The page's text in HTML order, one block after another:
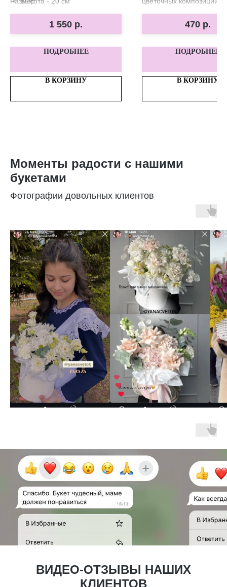
1 550 р.
ПОДРОБНЕЕ
В КОРЗИНУ
470 р.
ПОДРОБНЕЕ
В КОРЗИНУ
Моменты радости с нашими
букетами
Фотографии довольных клиентов
ВИДЕО-ОТЗЫВЫ НАШИХ
КЛИЕНТОВ